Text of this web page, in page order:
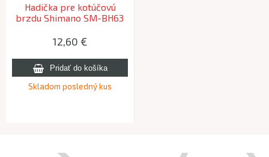
Hadička pre kotúčovú
brzdu Shimano SM-BH63
900mm
12,60 €
Skladom posledný kus